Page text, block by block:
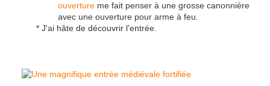
ouverture me fait penser à une grosse canonnière
avec une ouverture pour arme à feu.
* J'ai hâte de découvrir l'entrée.